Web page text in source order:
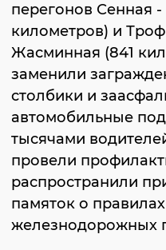
перегонов Сенная -
километров) и
Жасминная (841
заменили
столбики и
автомобильные
тысячами
провели
распространили
памяток о
железнодорожных